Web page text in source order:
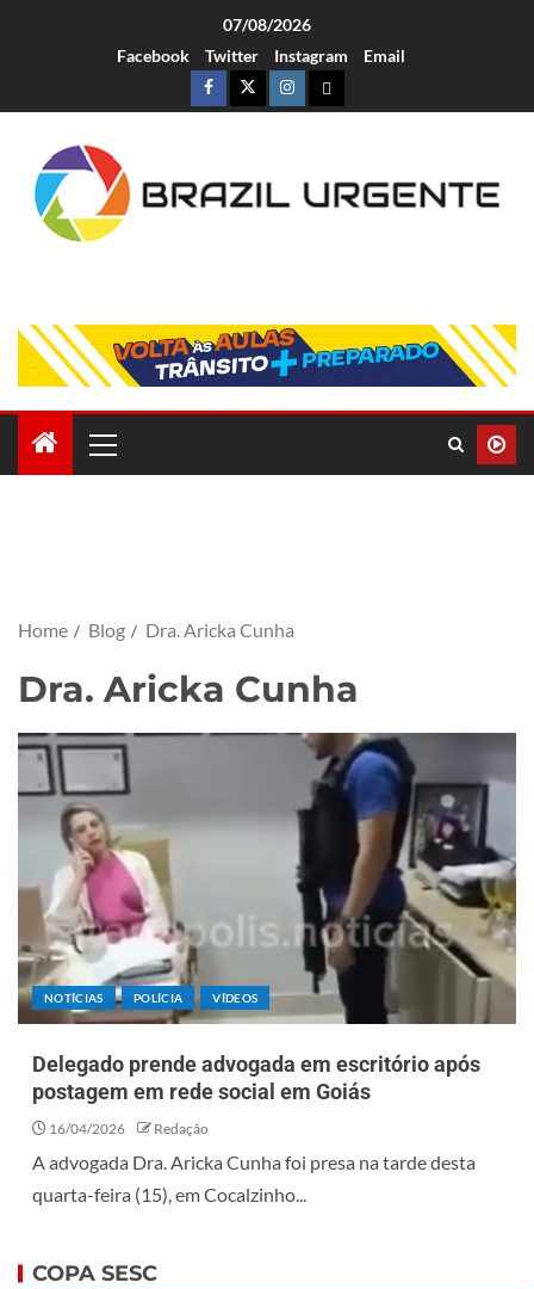
07/08/2026
Facebook
Twitter Instagram Email
Home Blog Dra. Aricka Cunha
Dra. Aricka Cunha
NOTÍCIAS POLÍCIA VÍDEOS
Delegado prende advogada em escritório após
postagem em rede social em Goiás
16/04/2026 Redação
A advogada Dra. Aricka Cunha foi presa na tarde desta
quarta-feira (15), em Cocalzinho...
COPA SESC